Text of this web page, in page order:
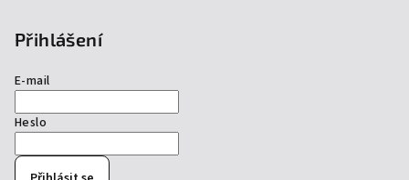
Přihlášení
E-mail
Heslo